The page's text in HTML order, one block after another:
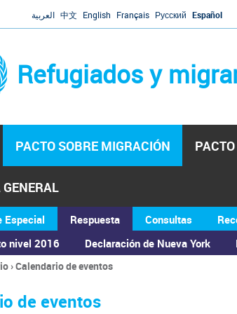
العربية 中文 English Français Русский Español
Refugiados y
PACTO SOBRE MIGRACIÓN
Especial
Respuesta
nivel 2016
Declaración de Nueva York
Consultas
›Calendario de eventos
de eventos